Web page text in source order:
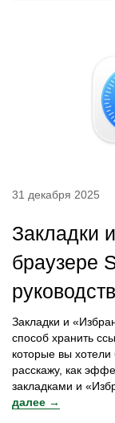
31 декабря 2025
Закладки
браузере
Закладки и
способ хранить
которые вы хотели
расскажу, как
закладками и
далее →